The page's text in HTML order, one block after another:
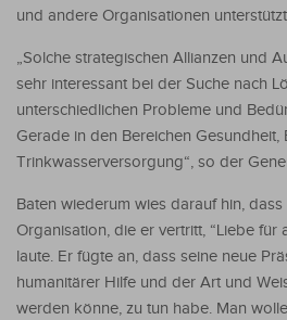
und andere Organisationen
„Solche strategischen Allianzen und
sehr interessant bei der Suche nach
unterschiedlichen Probleme und
Gerade in den Bereichen Gesundheit,
Trinkwasserversorgung“, so der
Baten wiederum wies darauf hin,
Organisation, die er vertritt, “Liebe für
laute. Er fügte an, dass seine neue
humanitärer Hilfe und der Art und
werden könne, zu tun habe. Man